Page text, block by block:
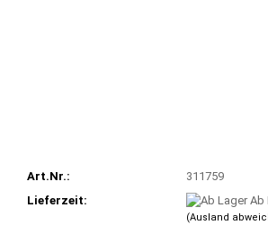
Art.Nr.:
311759
Lieferzeit:
Ab
(Ausland